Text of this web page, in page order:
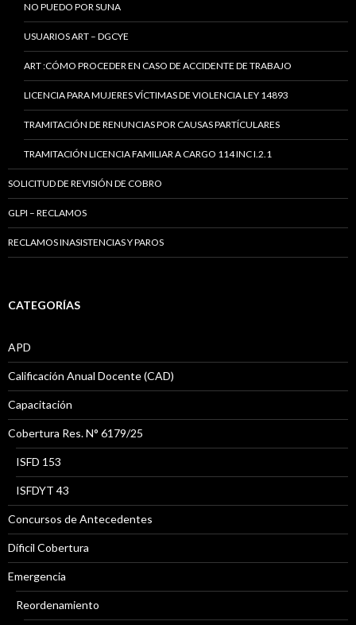
NO PUEDO POR SUNA
USUARIOS ART – DGCYE
ART :CÓMO PROCEDER EN CASO DE ACCIDENTE DE TRABAJO
LICENCIA PARA MUJERES VÍCTIMAS DE VIOLENCIA LEY 14893
TRAMITACIÓN DE RENUNCIAS POR CAUSAS PARTÍCULARES
TRAMITACIÓN LICENCIA FAMILIAR A CARGO 114 INC I.2.1
SOLICITUD DE REVISIÓN DE COBRO
GLPI – RECLAMOS
RECLAMOS INASISTENCIAS Y PAROS
CATEGORÍAS
APD
Calificación Anual Docente (CAD)
Capacitación
Cobertura Res. N° 6179/25
ISFD 153
ISFDYT 43
Concursos de Antecedentes
Díficil Cobertura
Emergencia
Reordenamiento